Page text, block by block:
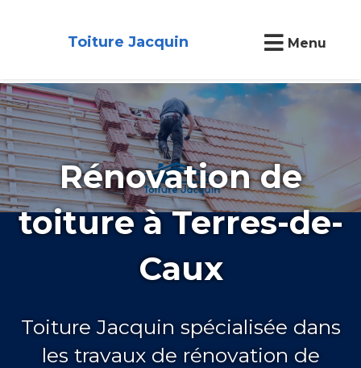
Toiture Jacquin Menu
Rénovation de
toiture à Terres-de-
Caux
Toiture Jacquin spécialisée dans
les travaux de rénovation de